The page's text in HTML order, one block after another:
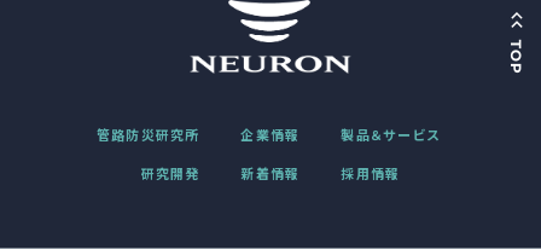
管路防災研究所 企業情報 製品＆サービス
研究開発 新着情報 採用情報